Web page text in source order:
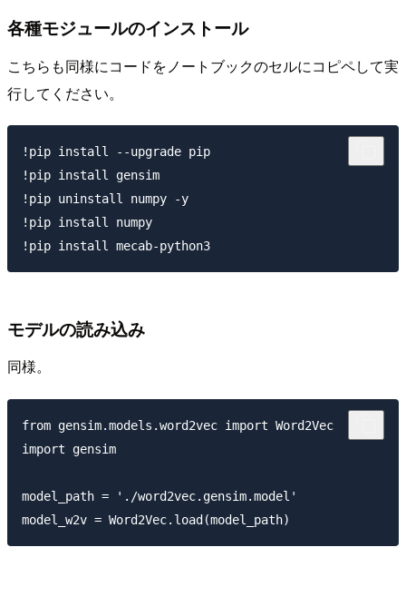
各種モジュールのインストール
こちらも同様にコードをノートブックのセルにコピペして実
行してください。
!pip install --upgrade pip
!pip install gensim
!pip uninstall numpy -y
!pip install numpy
モデルの読み込み
同様。
from gensim.models.word2vec import Word2Vec
import gensim
model_path = './word2vec.gensim.model'